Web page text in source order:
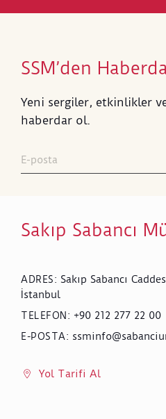
SSM’den
Yeni sergiler, etkinlikler
haberdar ol.
Sakıp Sabancı
ADRES: Sakıp Sabancı
İstanbul
TELEFON : +90 212 277 22 00
E-POSTA:
Yol Tarifi Al